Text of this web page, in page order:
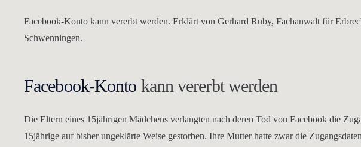
Facebook-Konto kann vererbt werden. Erklärt von Gerhard Ruby, Fachanwalt für
Schwenningen.
Facebook-Konto kann vererbt werden
Die Eltern eines 15jährigen Mädchens verlangten nach deren Tod von Facebook die
15jährige auf bisher ungeklärte Weise gestorben. Ihre Mutter hatte zwar die